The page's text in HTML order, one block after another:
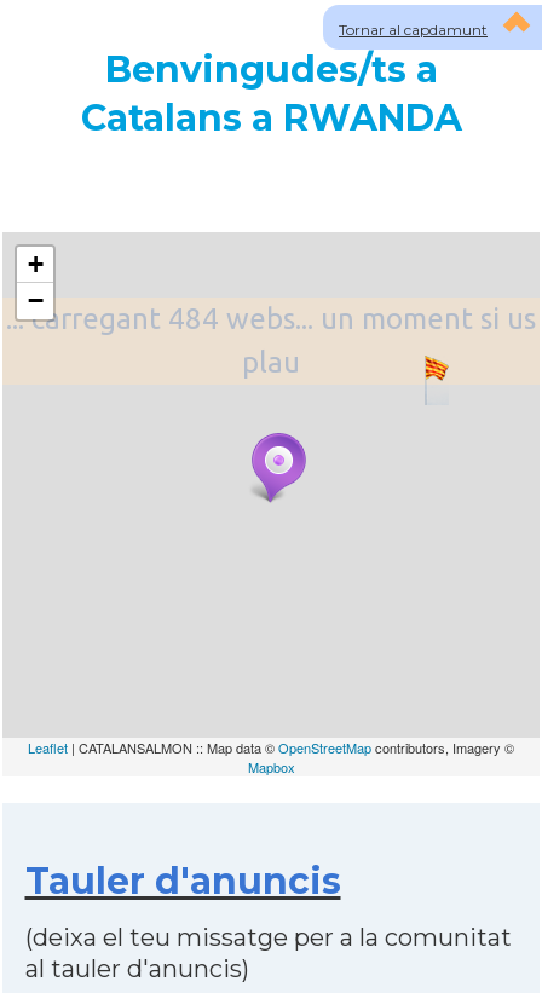
Tornar al capdamunt
Benvingudes/ts a
Catalans a RWANDA
... carregant 484 webs... un moment si us
plau
+
−
Leaflet | CATALANSALMON :: Map data ©OpenStreetMapcontributors, Imagery ©
Mapbox
Tauler d'anuncis
(deixa el teu missatge per a la comunitat
al tauler d'anuncis)